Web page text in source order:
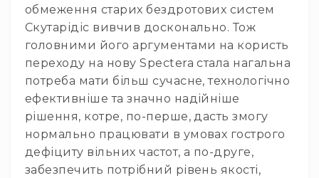
Аксесуари
і
комплектуючі
Гарнітури
Для
трансляцій
і
ТБ
Для
геймерів/
блогерів
обмеження старих бездротових систем
Скутарідіс вивчив досконально. Тож
головними його аргументами на користь
переходу на нову Spectera стала нагальна
потреба мати більш сучасне, технологічно
ефективніше та значно надійніше
рішення, котре, по-перше, дасть змогу
нормально працювати в умовах гострого
дефіциту вільних частот, а по-друге,
забезпечить потрібний рівень якості,